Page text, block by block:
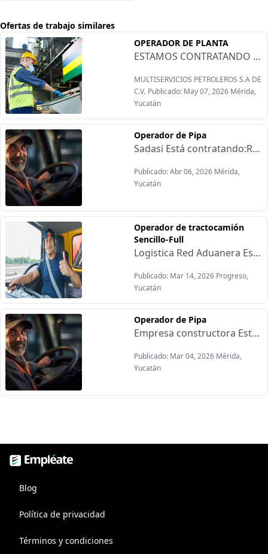
Ofertas de trabajo similares
OPERADOR DE PLANTA
ESTAMOS CONTRATANDO OPERADOR DE PLANTA (Yucalpetén, Yucatán)SE DA CAPACITACION PARA TRATAMIENTO DE PLANTA POTABILIZADORA FUNCIONES PRINCIPALES:Operación, monitoreo, toma de parámetros y muestras diarias .Mantenimiento de los sistemas de tratamiento de aguas.Verificar la correcta operación del sistema de tratamiento de agua (flujo y presión).Tomar lecturas del parámentro de operación.CONOCIMIENTOS TECNICOS:FontaneríaConocimientos básicos de electricidadConocimiento de materiales, herramientas, consumibles requeridos para operación y mantenimiento de los equipos de tratamiento de agua.REQUISITOS:ESCOLARIDAD: BACHILLETAROEXPERIENCIA: 02 AÑOS COMPROBABLESREDICAR EN PROGRESO YUCATÁN O ZONAS CERCANA. (PERSONAL LOCAL)
MULTISERVICIOS PETROLEROS S.A DE
C.V. Publicado: May 07, 2026 Mérida,
Yucatán
Operador de Pipa
Sadasi Está contratando:Requisitos:-Experiencia con pipa o camiones con convertidor-Licencia de conducir Vigente-Reporte de MantenimientoOfrecemos:-Pago quincenal-Prestaciones de ley-Vales de despensa-Fondo de Ahorro Lugar de trabajo: Mérida
Publicado: Abr 06, 2026 Mérida,
Yucatán
Operador de tractocamión
Sencillo-Full
Logistica Red Aduanera Está contratando:Requisitos:-Licencia Federal vigente-Apto Medico vigenteOfrecen:-Operador Sencillo (ingreso promedio) $ 20,00 mensual-Operador Full (ingreso promedio) $25,000 mensual-Sueldo fijo más bonos-Prestaciones de leyContratación inmediata-Sueldo fijo + bonos por viaje(pagos semanales)-Viáticos durante la operación-Alimentos en patio de operaciones-Apoyo económico de transporte-Uniforme, equipo de celular y de seguridad-Reconocimiento económico por desempeño (operador del mes)-Apoyo con la renovación de licencia(según antigüedad)-Capacitación y crecimiento profesional-Cómodas instalaciones(regadera, comedor, Etc.)-Seguro de vida-Apoyo con un lavador de unidades
Publicado: Mar 14, 2026 Progreso,
Yucatán
Operador de Pipa
Empresa constructora Está contratando:Requisitos:-Experiencia con pipa o camiones con convertidor-Licencia de conducir Vigente-Reporte de MantenimientoOfrecemos:-Pago quincenal-Prestaciones de ley-Vales de despensa-Fondo de Ahorro Lugar de trabajo: Mérida
Publicado: Mar 04, 2026 Mérida,
Yucatán
Empléate, bolsa de trabajo
Blog
Política de privacidad
Términos y condiciones